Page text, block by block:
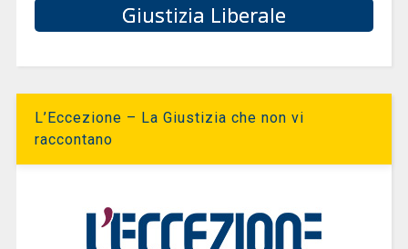
Giustizia Liberale
L’Eccezione – La Giustizia che non vi
raccontano